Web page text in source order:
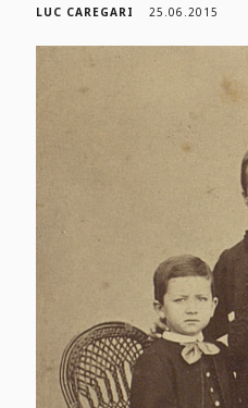
LUC CAREGARI 25.06.2015